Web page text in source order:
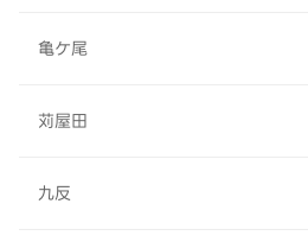
亀ケ尾
苅屋田
九反